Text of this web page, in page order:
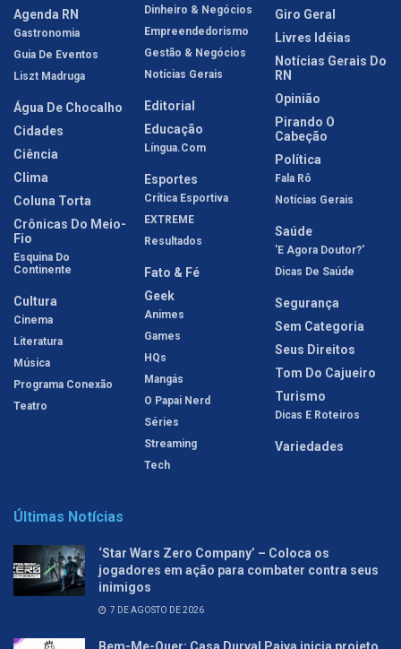
Agenda RN
Gastronomia
Guia De Eventos
Liszt Madruga
Água De Chocalho
Cidades
Ciência
Clima
Coluna Torta
Crônicas Do Meio-
Fio
Esquina Do
Continente
Cultura
Cinema
Literatura
Música
Programa Conexão
Teatro
Dinheiro & Negócios
Empreendedorismo
Gestão & Negócios
Notícias Gerais
Editorial
Educação
Língua.com
Esportes
Crítica Esportiva
EXTREME
Resultados
Fato & Fé
Geek
Animes
Games
HQs
Mangás
O Papai Nerd
Séries
Streaming
Tech
Giro Geral
Livres Idéias
Notícias Gerais Do
RN
Opinião
Pirando O
Cabeção
Política
Fala Rô
Notícias Gerais
Saúde
'E Agora Doutor?'
Dicas De Saúde
Segurança
Sem Categoria
Seus Direitos
Tom Do Cajueiro
Turismo
Dicas E Roteiros
Variedades
Últimas Notícias
‘Star Wars Zero Company’ – Coloca os
jogadores em ação para combater contra seus
inimigos
7 DE AGOSTO DE 2026